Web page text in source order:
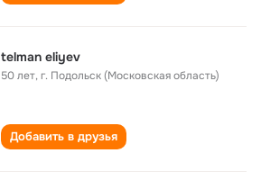
telman eliyev
50 лет,г. Подольск (Московская область)
Добавить в друзья